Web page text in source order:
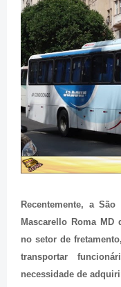
Recentemente, a
Mascarello Roma MD
no setor de
transportar
necessidade de